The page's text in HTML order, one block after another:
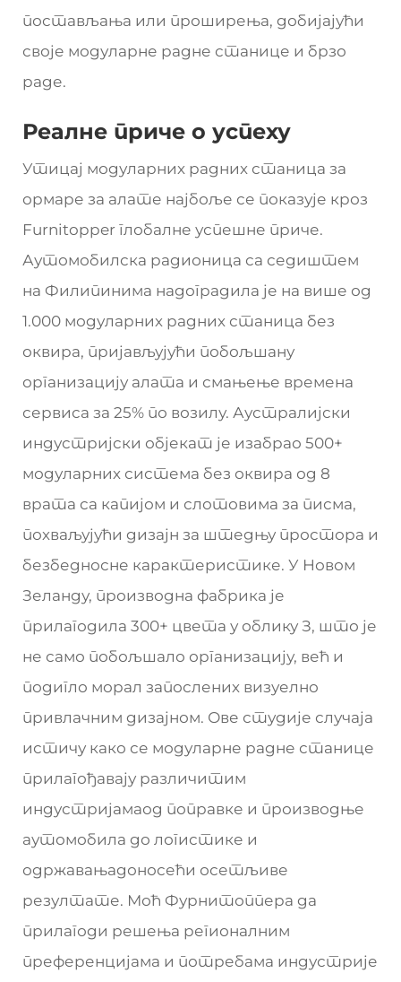
постављања или проширења, добијајући
своје модуларне радне станице и брзо
раде.
Реалне приче о успеху
Утицај модуларних радних станица за
ормаре за алате најбоље се показује кроз
Furnitopper глобалне успешне приче.
Аутомобилска радионица са седиштем
на Филипинима надоградила је на више од
1.000 модуларних радних станица без
оквира, пријављујући побољшану
организацију алата и смањење времена
сервиса за 25% по возилу. Аустралијски
индустријски објекат је изабрао 500+
модуларних система без оквира од 8
врата са капијом и слотовима за писма,
похваљујући дизајн за штедњу простора и
безбедносне карактеристике. У Новом
Зеланду, производна фабрика је
прилагодила 300+ цвета у облику З, што је
не само побољшало организацију, већ и
подигло морал запослених визуелно
привлачним дизајном. Ове студије случаја
истичу како се модуларне радне станице
прилагођавају различитим
индустријамаод поправке и производње
аутомобила до логистике и
одржавањадоносећи осетљиве
резултате. Моћ Фурнитоппера да
прилагоди решења регионалним
преференцијама и потребама индустрије